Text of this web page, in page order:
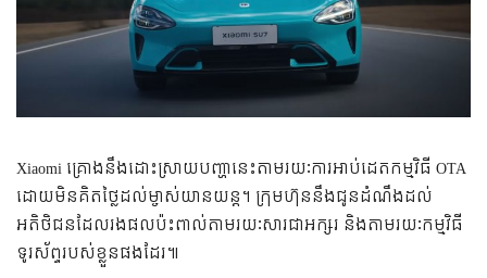
Xiaomi គ្រោងនឹងដោះស្រាយបញ្ហានេះតាមរយៈការអាប់ដេតកម្មវិធី OTA
ដោយមិនគិតថ្លៃដល់ម្ចាស់យានយន្ត។ ក្រុមហ៊ុននឹងជូនដំណឹងដល់
អតិថិជនដែលរងផលប៉ះពាល់តាមរយៈសារជាអក្សរ និងតាមរយៈកម្មវិធី
ទូរស័ព្ទរបស់ខ្លួនផងដែរ៕